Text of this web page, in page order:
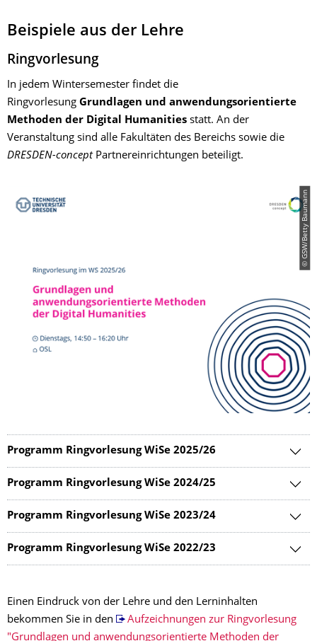
Beispiele aus der Lehre
Ringvorlesung
In jedem Wintersemester findet die
Ringvorlesung Grundlagen und anwendungsorientierte
Methoden der Digital Humanities statt. An der
Veranstaltung sind alle Fakultäten des Bereichs sowie die
DRESDEN-conceptPartnereinrichtungen beteiligt.
© GSW/Betty Baumann
Programm Ringvorlesung WiSe 2025/26
Programm Ringvorlesung WiSe 2024/25
Programm Ringvorlesung WiSe 2023/24
Programm Ringvorlesung WiSe 2022/23
Einen Eindruck von der Lehre und den Lerninhalten
bekommen Sie in den
Aufzeichnungen zur Ringvorlesung
"Grundlagen und anwendungsorientierte Methoden der